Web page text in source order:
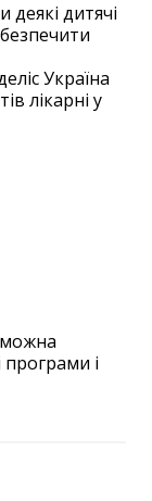
деякі дитячі
Україна
лікарні у
і